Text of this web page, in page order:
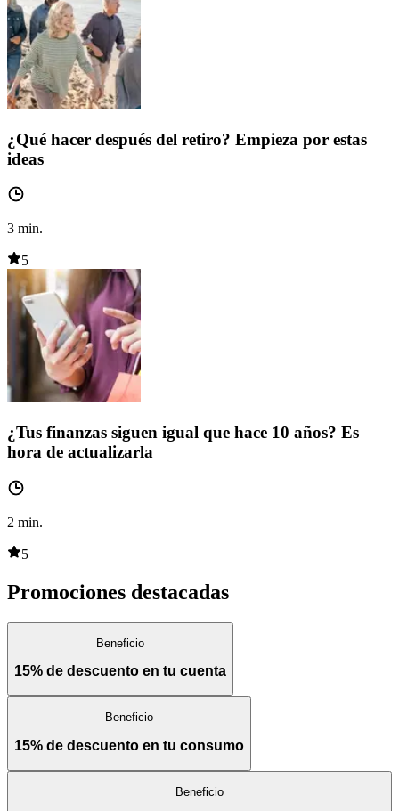
¿Qué hacer después del retiro? Empieza por estas
ideas
3 min.
5
¿Tus finanzas siguen igual que hace 10 años? Es
hora de actualizarla
2 min.
5
Promociones destacadas
Beneficio
15% de descuento en tu cuenta
Beneficio
15% de descuento en tu consumo
Beneficio